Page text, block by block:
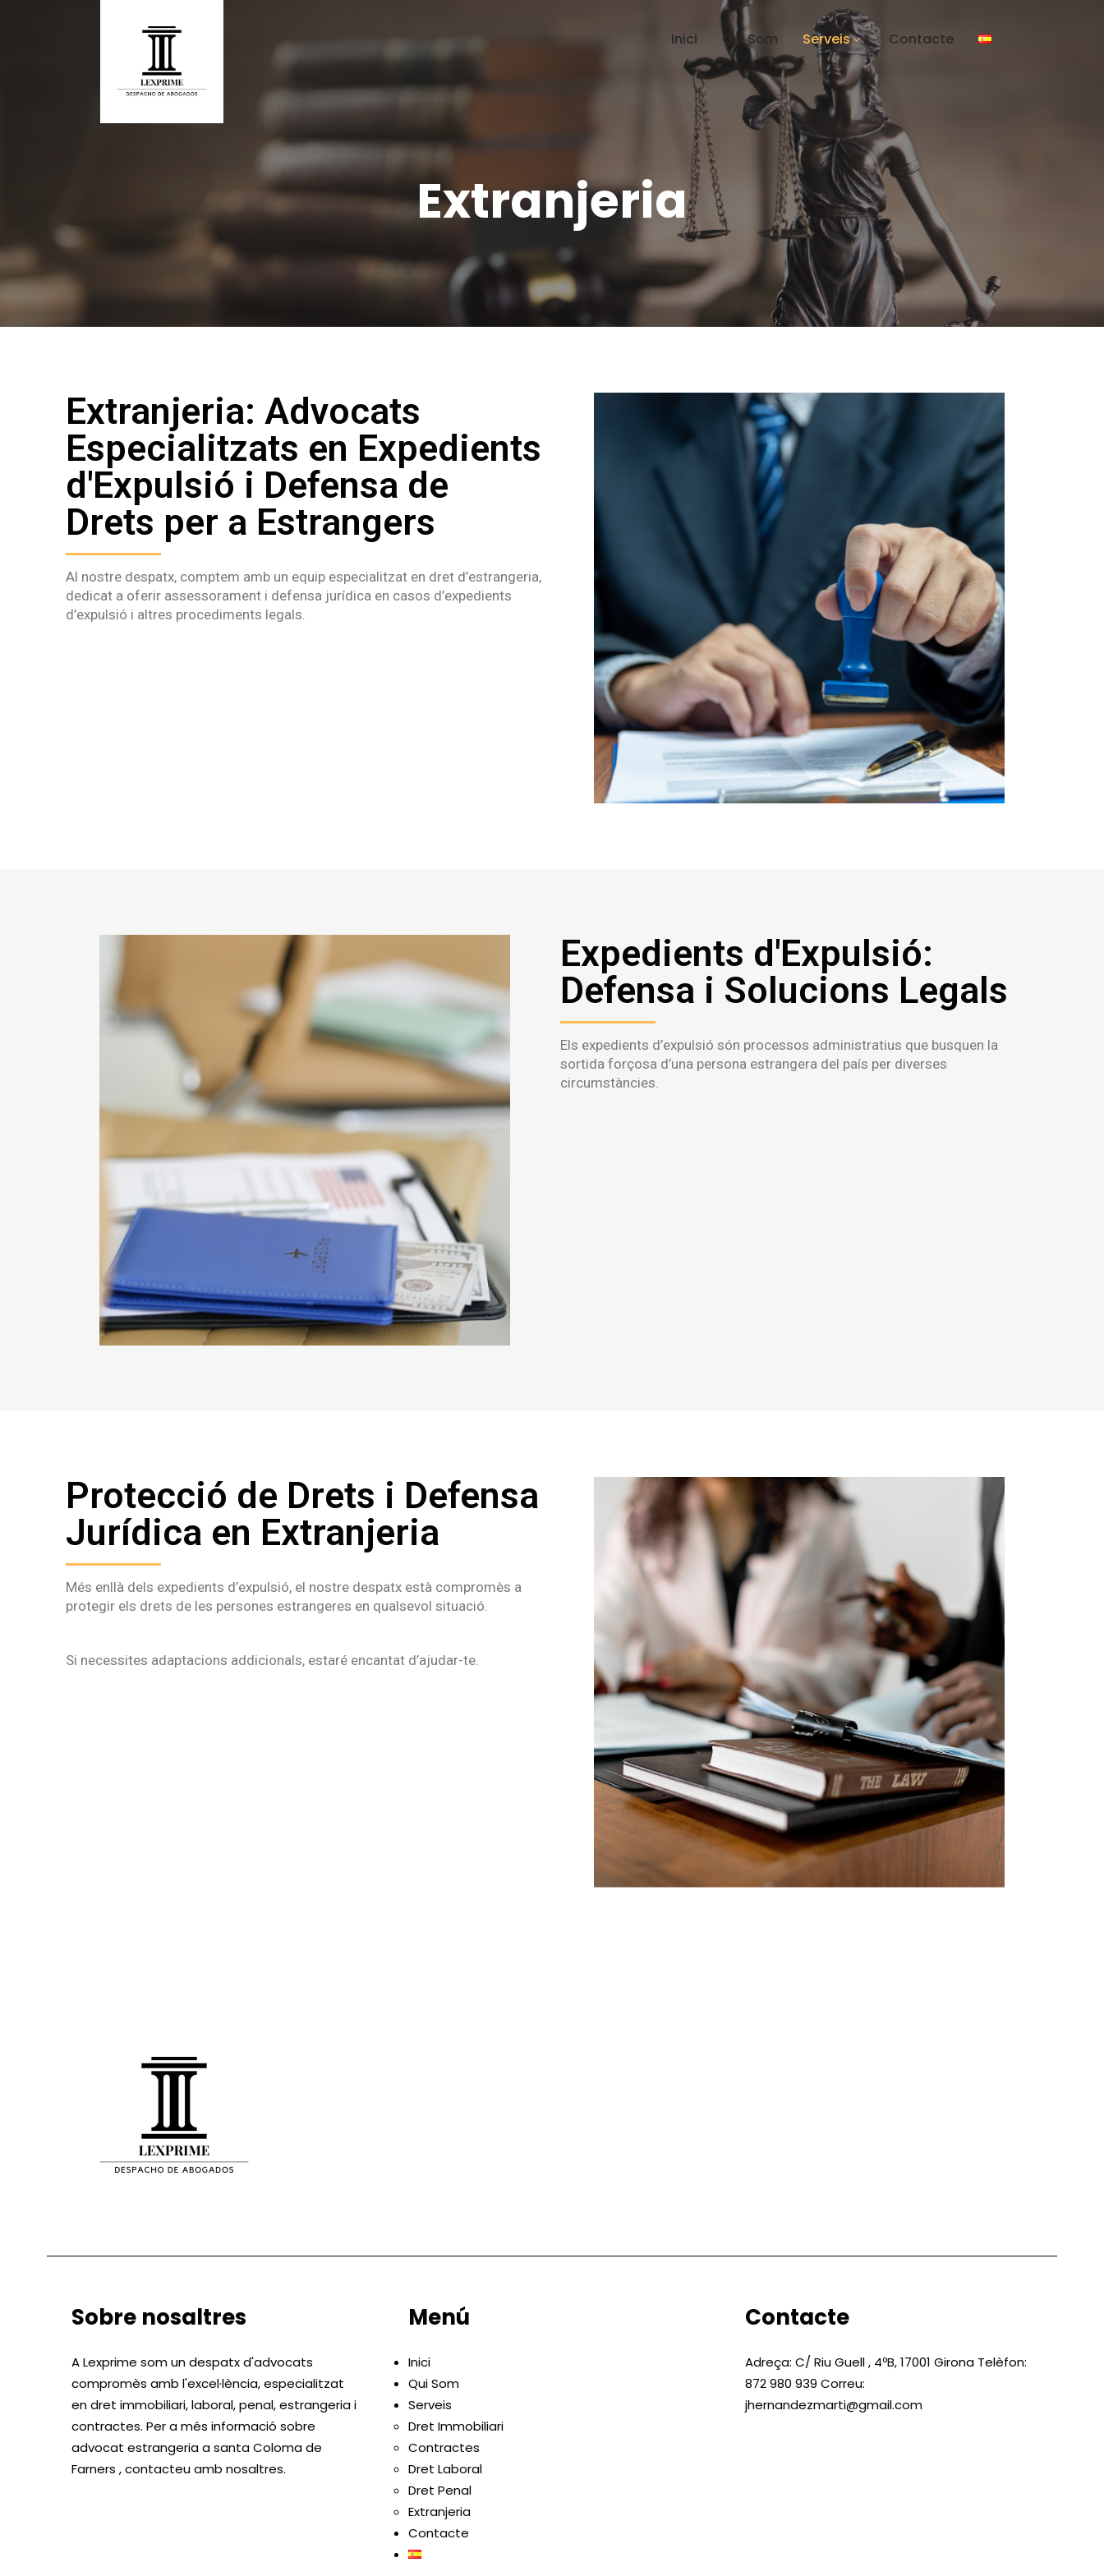
Inici Qui Som Serveis Contacte
Extranjeria
Extranjeria: Advocats
Especialitzats en Expedients
d'Expulsió i Defensa de
Drets per a Estrangers
Al nostre despatx, comptem amb un equip especialitzat en dret d’estrangeria,
dedicat a oferir assessorament i defensa jurídica en casos d’expedients
d’expulsió i altres procediments legals.
Expedients d'Expulsió:
Defensa i Solucions Legals
Els expedients d’expulsió són processos administratius que busquen la
sortida forçosa d’una persona estrangera del país per diverses
circumstàncies.
Protecció de Drets i Defensa
Jurídica en Extranjeria
Més enllà dels expedients d’expulsió, el nostre despatx està compromès a
protegir els drets de les persones estrangeres en qualsevol situació.
Si necessites adaptacions addicionals, estaré encantat d’ajudar-te.
Sobre nosaltres
A Lexprime som un despatx d'advocats
compromès amb l'excel·lència, especialitzat
en dret immobiliari, laboral, penal, estrangeria i
contractes. Per a més informació sobre
advocat estrangeria a santa Coloma de
Farners , contacteu amb nosaltres.
Menú
Inici
Qui Som
Serveis
Dret Immobiliari
Contractes
Dret Laboral
Dret Penal
Extranjeria
Contacte
Contacte
Adreça: C/ Riu Guell , 4ºB, 17001 Girona Telèfon:
872 980 939 Correu:
jhernandezmarti@gmail.com